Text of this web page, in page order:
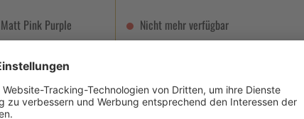
Matt Pink Purple Nicht mehr verfügbar
Akabane Lime Nicht mehr verfügbar